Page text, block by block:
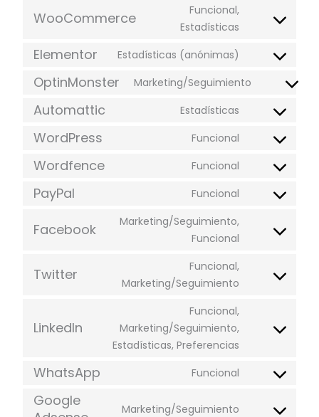
WooCommerce
Funcional,
Estadísticas
Elementor Estadísticas (anónimas)
OptinMonster Marketing/Seguimiento
Automattic Estadísticas
WordPress Funcional
Wordfence Funcional
PayPal Funcional
Facebook
Marketing/Seguimiento,
Funcional
Twitter
Funcional,
Marketing/Seguimiento
LinkedIn
Funcional,
Marketing/Seguimiento,
Estadísticas, Preferencias
WhatsApp Funcional
Google
Marketing/Seguimiento